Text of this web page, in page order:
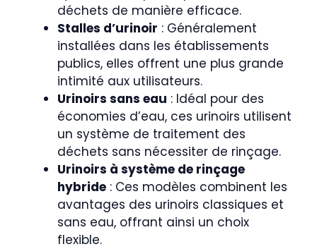
déchets de manière efficace.
Stalles d’urinoir : Généralement
installées dans les établissements
publics, elles offrent une plus grande
intimité aux utilisateurs.
Urinoirs sans eau : Idéal pour des
économies d’eau, ces urinoirs utilisent
un système de traitement des
déchets sans nécessiter de rinçage.
Urinoirs à système de rinçage
hybride : Ces modèles combinent les
avantages des urinoirs classiques et
sans eau, offrant ainsi un choix
flexible.